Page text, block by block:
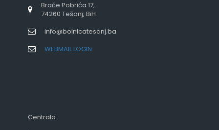
Braće Pobrića 17,
74260 Tešanj, BiH
info@bolnicatesanj.ba
WEBMAIL LOGIN
Centrala